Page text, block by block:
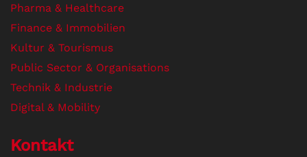
Pharma & Healthcare
Finance & Immobilien
Kultur & Tourismus
Public Sector & Organisations
Technik & Industrie
Digital & Mobility
Kontakt